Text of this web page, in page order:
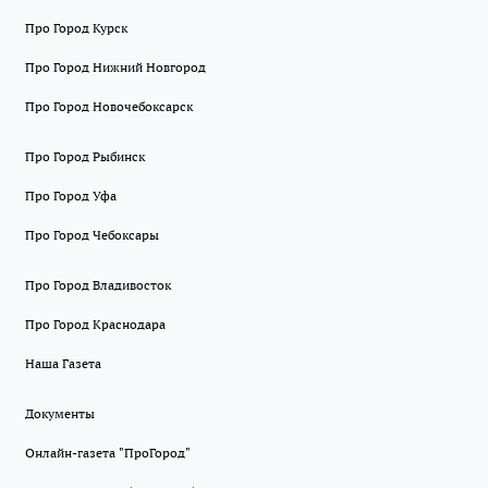
Про Город Курск
Про Город Нижний Новгород
Про Город Новочебоксарск
Про Город Рыбинск
Про Город Уфа
Про Город Чебоксары
Про Город Владивосток
Про Город Краснодара
Наша Газета
Документы
Онлайн-газета "ПроГород"